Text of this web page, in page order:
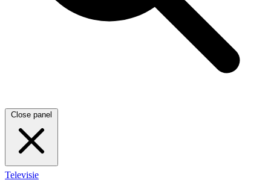
Close panel
Televisie